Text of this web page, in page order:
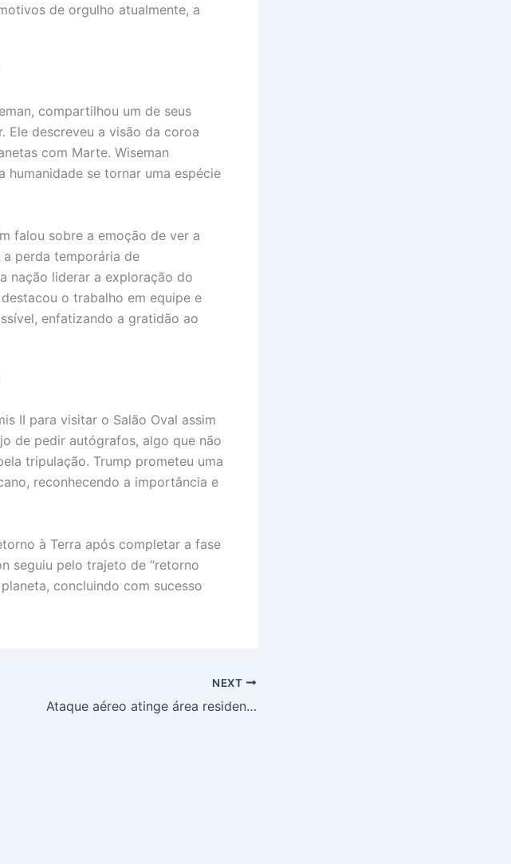
de orgulho atualmente, a
compartilhou um de seus
Ele descreveu a visão da coroa
com Marte. Wiseman
humanidade se tornar uma espécie
falou sobre a emoção de ver a
perda temporária de
nação liderar a exploração do
o trabalho em equipe e
enfatizando a gratidão ao
II para visitar o Salão Oval assim
de pedir autógrafos, algo que não
tripulação. Trump prometeu uma
reconhecendo a importância e
à Terra após completar a fase
seguiu pelo trajeto de “retorno
concluindo com sucesso
NEXT
Ataque aéreo atinge área residencial em Teerã, Crescente Vermelho Iraniano divulga vídeo chocante de resgates em meio a escombros